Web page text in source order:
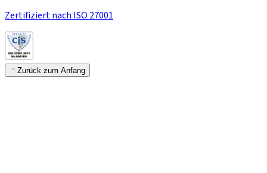
Zertifiziert nach ISO 27001
Zurück zum Anfang